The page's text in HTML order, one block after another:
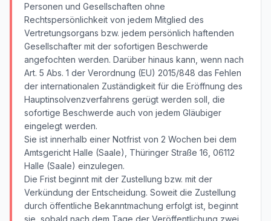
Personen und Gesellschaften ohne
Rechtspersönlichkeit von jedem Mitglied des
Vertretungsorgans bzw. jedem persönlich haftenden
Gesellschafter mit der sofortigen Beschwerde
angefochten werden. Darüber hinaus kann, wenn nach
Art. 5 Abs. 1 der Verordnung (EU) 2015/848 das Fehlen
der internationalen Zuständigkeit für die Eröffnung des
Hauptinsolvenzverfahrens gerügt werden soll, die
sofortige Beschwerde auch von jedem Gläubiger
eingelegt werden.
Sie ist innerhalb einer Notfrist von 2 Wochen bei dem
Amtsgericht Halle (Saale), Thüringer Straße 16, 06112
Halle (Saale) einzulegen.
Die Frist beginnt mit der Zustellung bzw. mit der
Verkündung der Entscheidung. Soweit die Zustellung
durch öffentliche Bekanntmachung erfolgt ist, beginnt
sie, sobald nach dem Tage der Veröffentlichung zwei